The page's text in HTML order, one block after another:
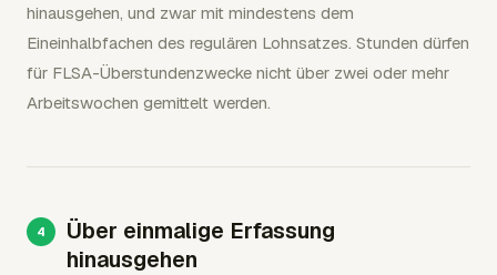
hinausgehen, und zwar mit mindestens dem
Eineinhalbfachen des regulären Lohnsatzes. Stunden dürfen
für FLSA-Überstundenzwecke nicht über zwei oder mehr
Arbeitswochen gemittelt werden.
Über einmalige Erfassung
hinausgehen